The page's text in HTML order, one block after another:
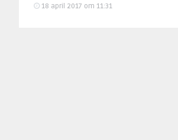
18 april 2017 om 11:31